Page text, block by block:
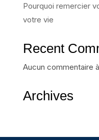
Pourquoi remercier
votre vie
Recent
Aucun commentaire
Archives